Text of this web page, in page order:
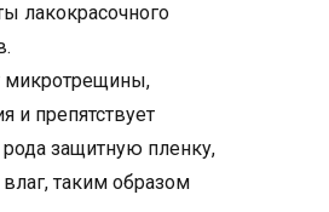
лакокрасочного
микротрещины,
препятствует
защитную пленку,
таким образом